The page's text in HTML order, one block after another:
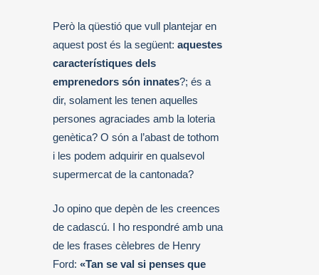
Però la qüestió que vull plantejar en
aquest post és la següent: aquestes
característiques dels
emprenedors són innates?; és a
dir, solament les tenen aquelles
persones agraciades amb la loteria
genètica? O són a l’abast de tothom
i les podem adquirir en qualsevol
supermercat de la cantonada?
Jo opino que depèn de les creences
de cadascú. I ho respondré amb una
de les frases cèlebres de Henry
Ford: «Tan se val si penses que